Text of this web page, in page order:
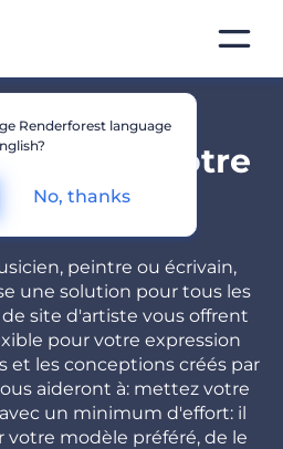
Par Votre
peintre ou écrivain,
une solution pour tous les
site d'artiste vous offrent
pour votre expression
et les conceptions créés par
aideront à: mettez votre
un minimum d'effort: il
votre modèle préféré, de le
Renderforest language
No, thanks